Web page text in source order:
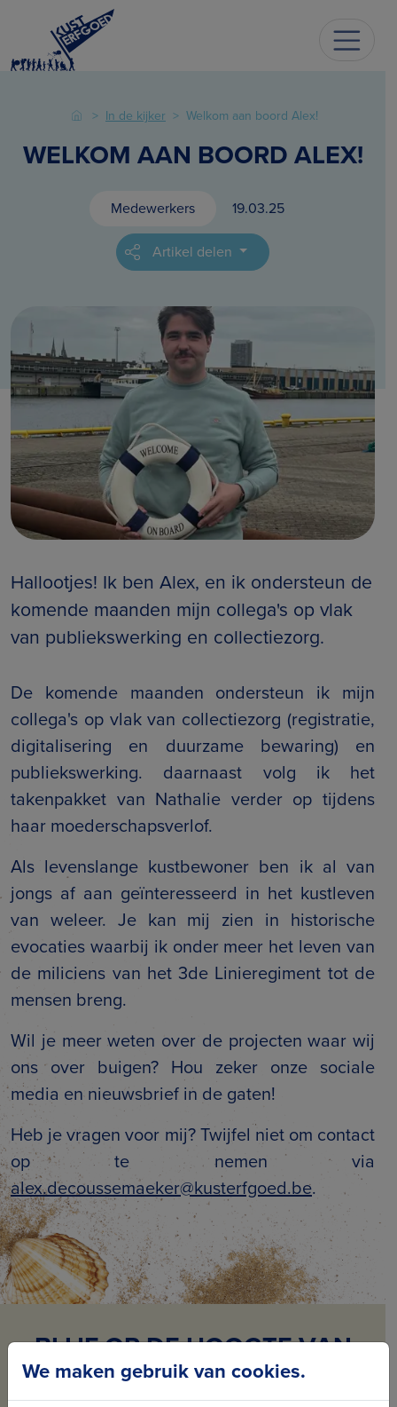
In de kijker Welkom aan boord Alex!
WELKOM AAN BOORD ALEX!
Medewerkers 19.03.25
Artikel delen
Hallootjes! Ik ben Alex, en ik ondersteun de
komende maanden mijn collega's op vlak
van publiekswerking en collectiezorg.
De komende maanden ondersteun ik mijn
collega's op vlak van collectiezorg (registratie,
digitalisering en duurzame bewaring) en
publiekswerking. daarnaast volg ik het
takenpakket van Nathalie verder op tijdens
haar moederschapsverlof.
Als levenslange kustbewoner ben ik al van
jongs af aan geïnteresseerd in het kustleven
van weleer. Je kan mij zien in historische
evocaties waarbij ik onder meer het leven van
de miliciens van het 3de Linieregiment tot de
mensen breng.
Wil je meer weten over de projecten waar wij
ons over buigen? Hou zeker onze sociale
media en nieuwsbrief in de gaten!
Heb je vragen voor mij? Twijfel niet om contact
op te nemen via
alex.decoussemaeker@kusterfgoed.be.
BLIJF OP DE HOOGTE VAN
ONS NIEUWS
We maken gebruik van cookies.